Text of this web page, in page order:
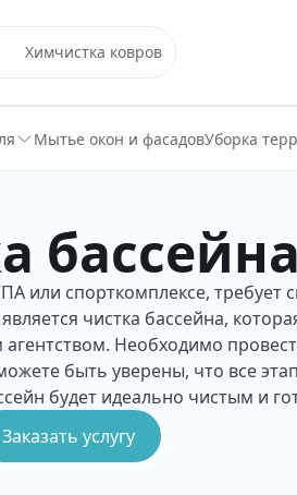
Химчистка ковров
Мытье окон и фасадовУборка
бассейна
или спорткомплексе, требует
чистка бассейна,
Необходимо
быть уверены, что все
будет идеально чистым и
Заказать услугу